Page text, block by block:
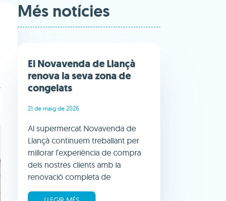
Més notícies
El Novavenda de Llançà
renova la seva zona de
congelats
21 de maig de 2026
Al supermercat Novavenda de
Llançà continuem treballant per
millorar l’experiència de compra
dels nostres clients amb la
renovació completa de